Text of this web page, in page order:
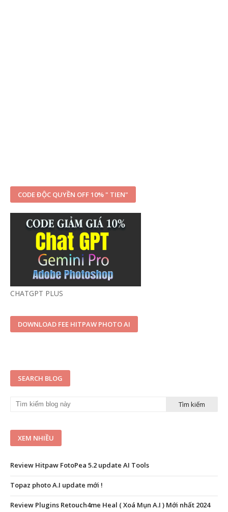
CODE ĐỘC QUYỀN OFF 10% " TIEN"
CHATGPT PLUS
DOWNLOAD FEE HITPAW PHOTO AI
SEARCH BLOG
XEM NHIỀU
Review Hitpaw FotoPea 5.2 update AI Tools
Topaz photo A.I update mới !
Review Plugins Retouch4me Heal ( Xoá Mụn A.I ) Mới nhất 2024